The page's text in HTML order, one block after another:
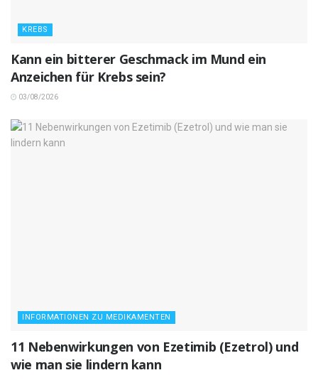
KREBS
Kann ein bitterer Geschmack im Mund ein
Anzeichen für Krebs sein?
03/08/2026
INFORMATIONEN ZU MEDIKAMENTEN
11 Nebenwirkungen von Ezetimib (Ezetrol) und
wie man sie lindern kann